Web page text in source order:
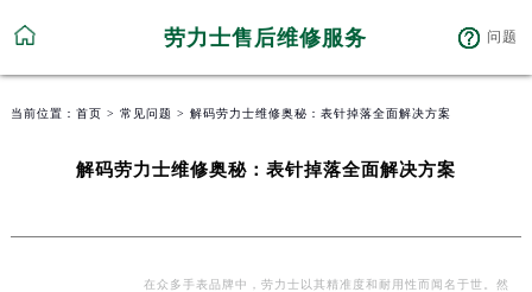
劳力士售后维修服务 问题
当前位置： 首页 > 常见问题 > 解码劳力士维修奥秘：表针掉落全面解决方案
解码劳力士维修奥秘：表针掉落全面解决方案
在众多手表品牌中，劳力士以其精准度和耐用性而闻名于世。然